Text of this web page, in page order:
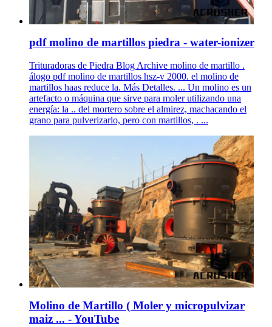
pdf molino de martillos piedra - water-ionizer
Trituradoras de Piedra Blog Archive molino de martillo .
álogo pdf molino de martillos hsz-v 2000. el molino de
martillos haas reduce la. Más Detalles. ... Un molino es un
artefacto o máquina que sirve para moler utilizando una
energía: la .. del mortero sobre el almirez, machacando el
grano para pulverizarlo, pero con martillos, . ...
Molino de Martillo ( Moler y micropulvizar
maiz ... - YouTube